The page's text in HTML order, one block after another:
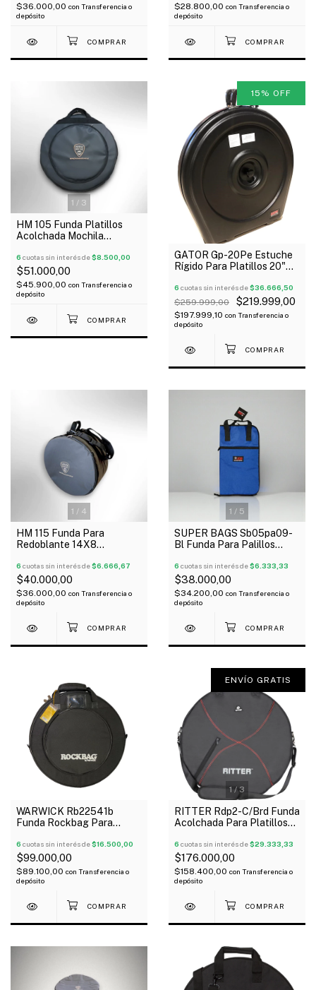
$36.000,00 con Transferencia o
depósito
$28.800,00 con Transferencia o
depósito
1 / 3
HM 105 Funda Platillos
Acolchada Mochila
6 cuotas sin interés de$8.500,00
$51.000,00
$45.900,00 con Transferencia o
depósito
15 % OFF
GATOR Gp-20Pe Estuche
Rígido Para Platillos 20"
6 cuotas sin interés de$36.666,50
$259.999,00 $219.999,00
$197.999,10 con Transferencia o
depósito
1 / 4
HM 115 Funda Para
Redoblante 14X8
6 cuotas sin interés de$6.666,67
$40.000,00
$36.000,00 con Transferencia o
depósito
1 / 5
SUPER BAGS Sb05pa09-
Bl Funda Para Palillos
5Mm
6 cuotas sin interés de$6.333,33
$38.000,00
$34.200,00 con Transferencia o
depósito
WARWICK Rb22541b
Funda Rockbag Para
6 cuotas sin interés de$16.500,00
$99.000,00
$89.100,00 con Transferencia o
depósito
1 / 3
ENVÍO GRATIS
RITTER Rdp2-C/Brd Funda
Acolchada Para Platillos
6 cuotas sin interés de$29.333,33
$176.000,00
$158.400,00 con Transferencia o
depósito